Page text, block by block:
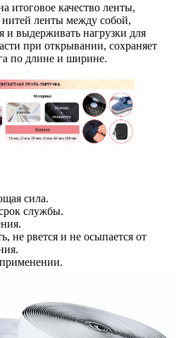
итоговое качество ленты,
нитей ленты между собой,
и выдерживать нагрузки для
при открывании, сохраняет
по длине и ширине.
сила.
службы.
не рвется и не осыпается от